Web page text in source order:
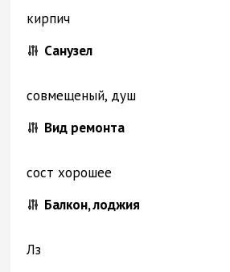
кирпич
Санузел
совмещеный, душ
Вид ремонта
сост хорошее
Балкон, лоджия
Лз